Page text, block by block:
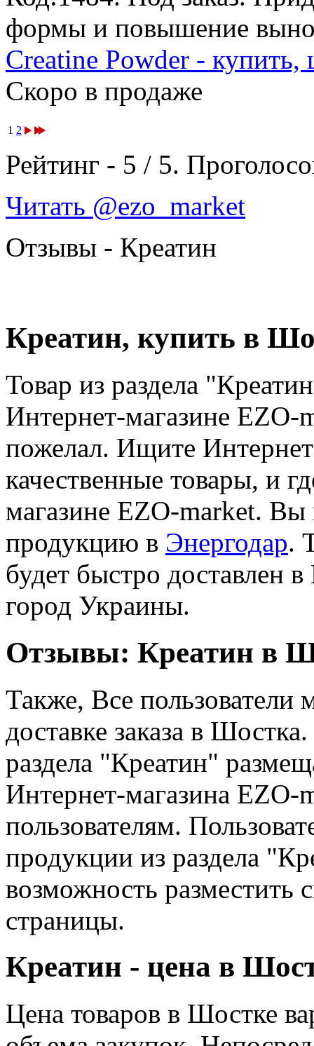
формы и повышение
Creatine Powder - купить,
Скоро в продаже
1 2
Рейтинг - 5 / 5.
Читать @ezo_market
Отзывы - Креатин
Креатин, купить в
Товар из раздела
Интернет-магазине
пожелал. Ищите
качественные товары, и
магазине EZO-market. Вы
продукцию в Энергодар.
будет быстро доставлен
город Украины.
Отзывы: Креатин в
Также, Все пользователи
доставке заказа в
раздела "Креатин"
Интернет-магазина EZO-
пользователям.
продукции из раздела
возможность разместить
страницы.
Креатин - цена в
Цена товаров в Шостке